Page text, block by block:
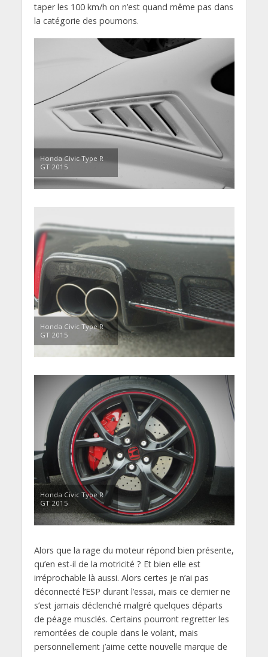
taper les 100 km/h on n’est quand même pas dans
la catégorie des poumons.
Honda Civic Type R
GT 2015
Honda Civic Type R
GT 2015
Honda Civic Type R
GT 2015
Alors que la rage du moteur répond bien présente,
qu’en est-il de la motricité ? Et bien elle est
irréprochable là aussi. Alors certes je n’ai pas
déconnecté l’ESP durant l’essai, mais ce dernier ne
s’est jamais déclenché malgré quelques départs
de péage musclés. Certains pourront regretter les
remontées de couple dans le volant, mais
personnellement j’aime cette nouvelle marque de